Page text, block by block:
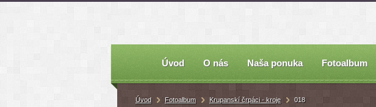
Úvod O nás Naša ponuka Fotoalbum
Úvod Fotoalbum Krupanskí črpáci - kroje 018